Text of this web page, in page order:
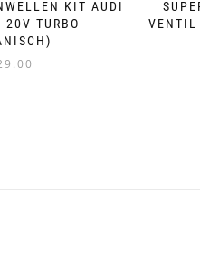
KIT AUDI
TURBO